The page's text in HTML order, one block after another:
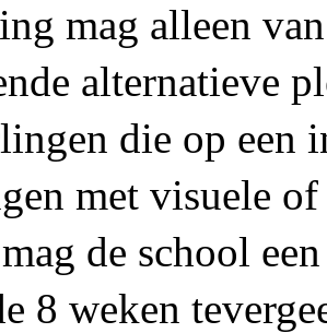
mag alleen
alternatieve
die op een
met visuele
de school
8 weken